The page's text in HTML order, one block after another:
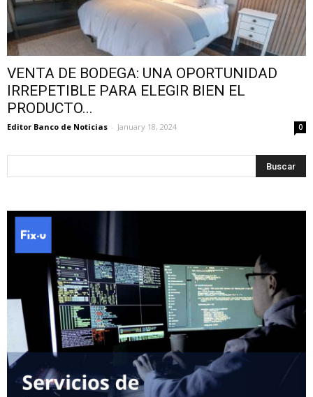
VENTA DE BODEGA: UNA OPORTUNIDAD
IRREPETIBLE PARA ELEGIR BIEN EL
PRODUCTO...
Editor Banco de Noticias - January 18, 2024 0